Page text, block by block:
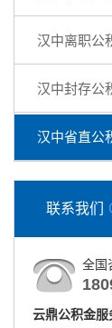
汉中离职公
汉中封存公
汉中省直公
联系我们
全国
云鼎公积金服